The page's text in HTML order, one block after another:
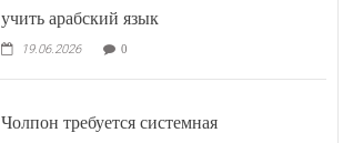
учить арабский язык
19.06.2026 0
Чолпон требуется системная